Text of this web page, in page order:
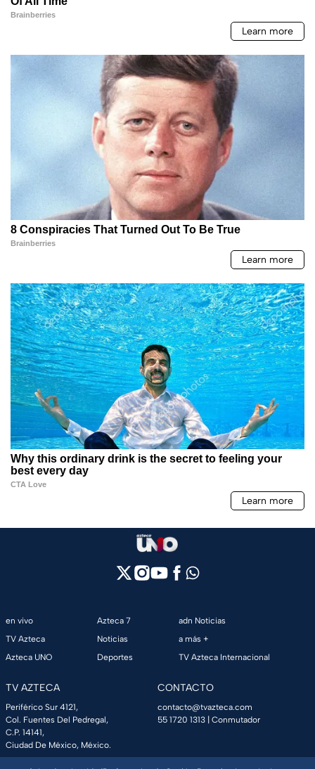
en vivo
TV Azteca
Azteca UNO
Azteca 7
Noticias
Deportes
adn Noticias
a más +
TV Azteca Internacional
TV AZTECA
Periférico Sur 4121,
Col. Fuentes Del Pedregal,
C.P. 14141,
Ciudad De México, México.
CONTACTO
contacto@tvazteca.com
55 1720 1313 | Conmutador